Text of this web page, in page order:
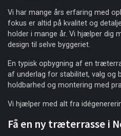
Vi har mange års erfaring med
fokus er altid på kvalitet og
holder i mange år. Vi hjælper dig
design til selve byggeriet.
En typisk opbygning af en
af underlag for stabilitet, valg og
holdbarhed og montering med
Vi hjælper med alt fra
Få en ny træterrasse i